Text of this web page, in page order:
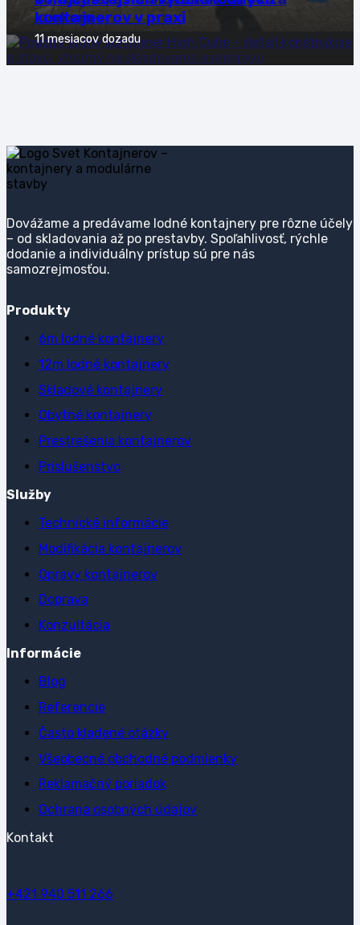
krokom
11 mesiacov dozadu
kontajnerov v praxi
11 mesiacov dozadu
Dovážame a predávame lodné kontajnery pre rôzne účely
– od skladovania až po prestavby. Spoľahlivosť, rýchle
dodanie a individuálny prístup sú pre nás
samozrejmosťou.
Produkty
6m lodné kontajnery
12m lodné kontajnery
Skladové kontajnery
Obytné kontajnery
Prestrešenia kontajnerov
Príslušenstvo
Služby
Technické informácie
Modifikácia kontajnerov
Opravy kontajnerov
Doprava
Konzultácia
Informácie
Blog
Referencie
Často kladené otázky
Všeobecné obchodné podmienky
Reklamačný poriadok
Ochrana osobných údajov
Kontakt
+421 940 511 266